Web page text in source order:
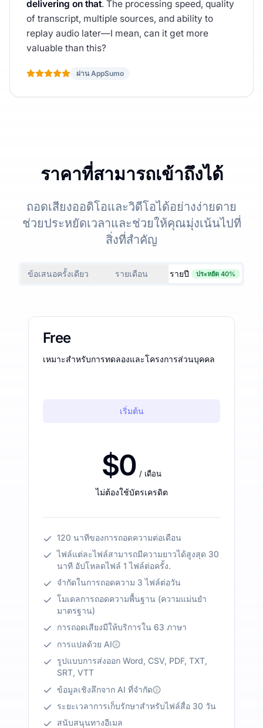
delivering on that. The processing speed, quality
of transcript, multiple sources, and ability to
replay audio later—I mean, can it get more
valuable than this?
ผ่าน AppSumo
ราคาที่สามารถเข้าถึงได้
ถอดเสียงออดิโอและวิดีโอได้อย่างง่ายดาย
ช่วยประหยัดเวลาและช่วยให้คุณมุ่งเน้นไปที่
สิ่งที่สำคัญ
ข้อเสนอครั้งเดียว รายเดือน รายปี ประหยัด 40%
Free
เหมาะสำหรับการทดลองและโครงการส่วนบุคคล
เริ่มต้น
$0 / เดือน
ไม่ต้องใช้บัตรเครดิต
120 นาทีของการถอดความต่อเดือน
ไฟล์แต่ละไฟล์สามารถมีความยาวได้สูงสุด 30
นาที อัปโหลดไฟล์ 1 ไฟล์ต่อครั้ง.
จำกัดในการถอดความ 3 ไฟล์ต่อวัน
โมเดลการถอดความพื้นฐาน (ความแม่นยำ
มาตรฐาน)
การถอดเสียงมีให้บริการใน 63 ภาษา
การแปลด้วย AI
รูปแบบการส่งออก Word, CSV, PDF, TXT,
SRT, VTT
ข้อมูลเชิงลึกจาก AI ที่จำกัด
ระยะเวลาการเก็บรักษาสำหรับไฟล์สื่อ 30 วัน
สนับสนุนทางอีเมล